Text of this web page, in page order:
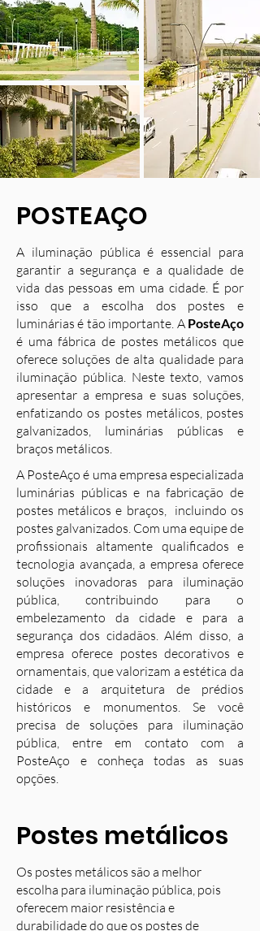
POSTEAÇO
A iluminação pública é essencial para
garantir a segurança e a qualidade de
vida das pessoas em uma cidade. É por
isso que a escolha dos postes e
luminárias é tão importante. A PosteAço
é uma fábrica de postes metálicos que
oferece soluções de alta qualidade para
iluminação pública. Neste texto, vamos
apresentar a empresa e suas soluções,
enfatizando os postes metálicos, postes
galvanizados, luminárias públicas e
braços metálicos.
A PosteAço é uma empresa especializada
luminárias públicas e na fabricação de
postes metálicos e braços, incluindo os
postes galvanizados. Com uma equipe de
profissionais altamente qualificados e
tecnologia avançada, a empresa oferece
soluções inovadoras para iluminação
pública, contribuindo para o
embelezamento da cidade e para a
segurança dos cidadãos. Além disso, a
empresa oferece postes decorativos e
ornamentais, que valorizam a estética da
cidade e a arquitetura de prédios
históricos e monumentos. Se você
precisa de soluções para iluminação
pública, entre em contato com a
PosteAço e conheça todas as suas
opções.
Postes metálicos
Os postes metálicos são a melhor
escolha para iluminação pública, pois
oferecem maior resistência e
durabilidade do que os postes de